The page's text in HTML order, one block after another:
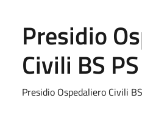
Presidio
Civili BS
Presidio Ospedaliero Civili